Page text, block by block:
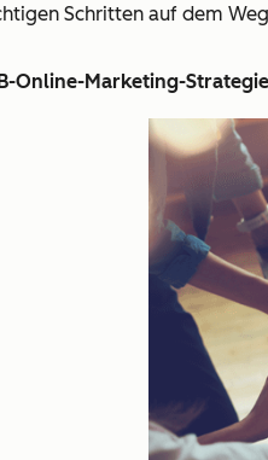
Schritten auf dem
Online-Marketing-Strategie